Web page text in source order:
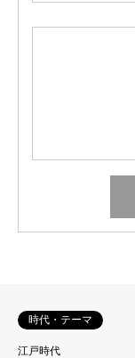
時代・テーマ
江戸時代